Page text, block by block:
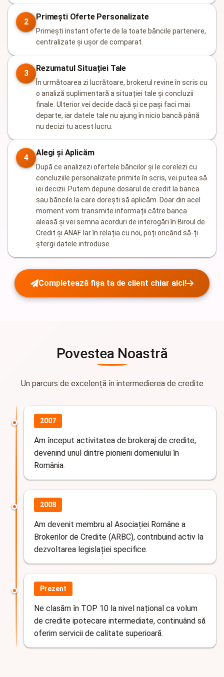
2
Primești Oferte Personalizate
Primești instant oferte de la toate băncile partenere,
centralizate și ușor de comparat.
3
Rezumatul Situației Tale
În următoarea zi lucrătoare, brokerul revine în scris cu
o analiză suplimentară a situației tale și concluzii
finale. Ulterior vei decide dacă și ce pași faci mai
departe, iar datele tale nu ajung în nicio bancă până
nu decizi tu acest lucru.
4
Alegi și Aplicăm
După ce analizezi ofertele băncilor și le corelezi cu
concluziile personalizate primite în scris, vei putea să
iei decizii. Putem depune dosarul de credit la banca
sau băncile la care dorești să aplicăm. Doar din acel
moment vom transmite informații către banca
aleasă și vei semna acorduri de interogări în Biroul de
Credit și ANAF. Iar în relația cu noi, poți oricând să-ți
ștergi datele introduse.
Completează fișa ta de client chiar aici!
Povestea Noastră
Un parcurs de excelență în intermedierea de credite
2007
Am început activitatea de brokeraj de credite,
devenind unul dintre pionierii domeniului în
România.
2008
Am devenit membru al Asociației Române a
Brokerilor de Credite (ARBC), contribuind activ la
dezvoltarea legislației specifice.
Prezent
Ne clasăm în TOP 10 la nivel național ca volum
de credite ipotecare intermediate, continuând să
oferim servicii de calitate superioară.